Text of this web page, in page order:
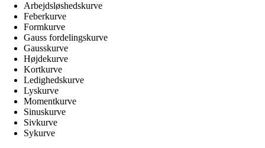
Arbejdsløshedskurve
Feberkurve
Formkurve
Gauss fordelingskurve
Gausskurve
Højdekurve
Kortkurve
Ledighedskurve
Lyskurve
Momentkurve
Sinuskurve
Sivkurve
Sykurve